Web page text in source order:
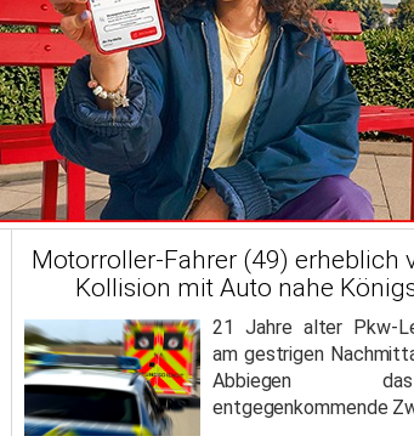
Motorroller-Fahrer (49) erheblich
Kollision mit Auto nahe
21 Jahre alter Pkw-
am gestrigen
Abbiegen
entgegenkommende